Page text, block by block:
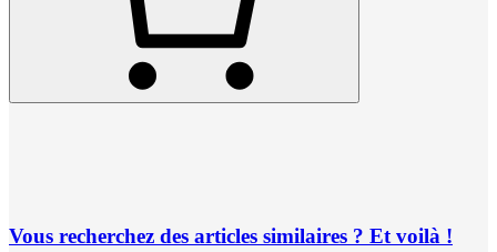
Vous recherchez des articles similaires ? Et voilà !